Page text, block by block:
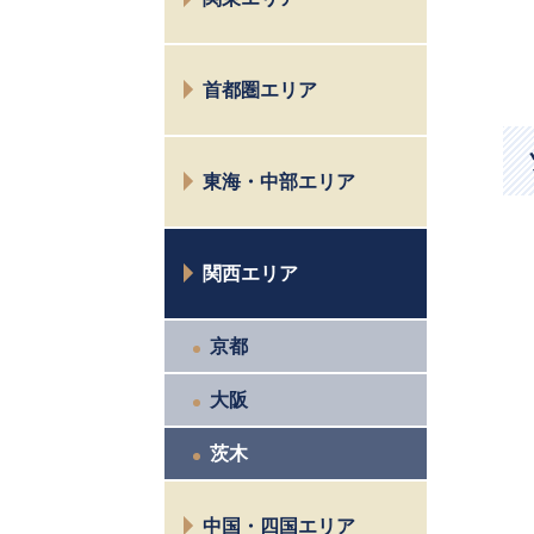
新潟
富山
太田
高崎
首都圏エリア
目黒
小金井
相模原
鎌倉横浜
市川西千葉
大宮
東海・中部エリア
松本
諏訪
名古屋
関西エリア
京都
大阪
茨木
中国・四国エリア